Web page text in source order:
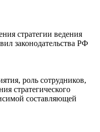
стратегии ведения
законодательства РФ
роль сотрудников,
стратегического
составляющей